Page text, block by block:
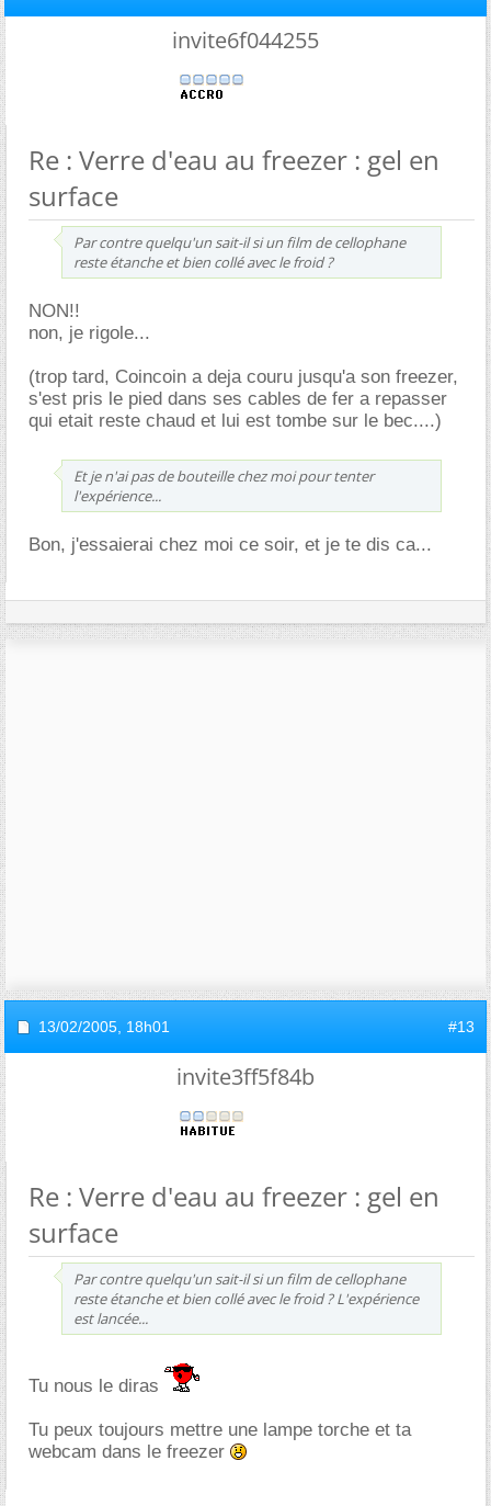
invite6f044255
Re : Verre d'eau au freezer : gel en
surface
Par contre quelqu'un sait-il si un film de cellophane
reste étanche et bien collé avec le froid ?
NON!!
non, je rigole...
(trop tard, Coincoin a deja couru jusqu'a son freezer,
s'est pris le pied dans ses cables de fer a repasser
qui etait reste chaud et lui est tombe sur le bec....)
Et je n'ai pas de bouteille chez moi pour tenter
l'expérience...
Bon, j'essaierai chez moi ce soir, et je te dis ca...
13/02/2005, 18h01 #13
invite3ff5f84b
Re : Verre d'eau au freezer : gel en
surface
Par contre quelqu'un sait-il si un film de cellophane
reste étanche et bien collé avec le froid ? L'expérience
est lancée...
Tu nous le diras
Tu peux toujours mettre une lampe torche et ta
webcam dans le freezer